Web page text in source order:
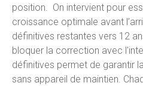
position. On intervient pour
croissance optimale avant
définitives restantes vers 12
bloquer la correction avec
définitives permet de garantir
sans appareil de maintien.